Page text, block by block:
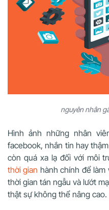
nguyên nhân
Hình ảnh những nhân
facebook, nhắn tin hay
còn quá xa lạ đối với môi
thời gian hành chính để
thời gian tán ngẫu và lướt
thật sự không thể nâng cao.